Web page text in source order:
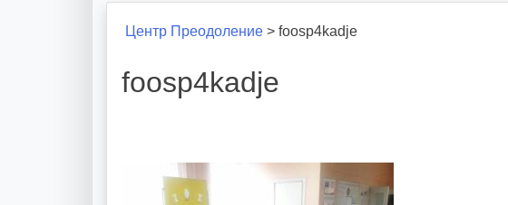
Центр Преодоление > foosp4kadje
foosp4kadje